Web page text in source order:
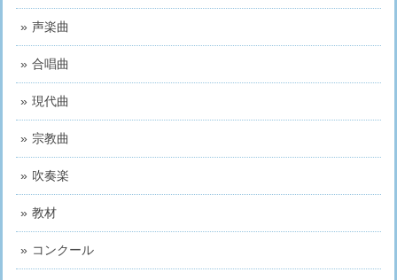
声楽曲
合唱曲
現代曲
宗教曲
吹奏楽
教材
コンクール